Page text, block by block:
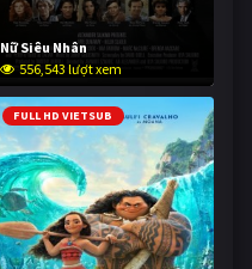
Nữ Siêu Nhân
556,543 lượt xem
FULL HD VIETSUB